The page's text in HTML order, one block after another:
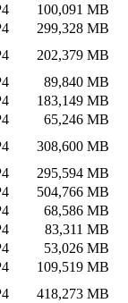
100,091 MB
299,328 MB
202,379 MB
89,840 MB
183,149 MB
65,246 MB
308,600 MB
295,594 MB
504,766 MB
68,586 MB
83,311 MB
53,026 MB
109,519 MB
418,273 MB